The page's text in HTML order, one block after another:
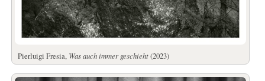
Pierluigi Fresia, Was auch immer geschieht(2023)